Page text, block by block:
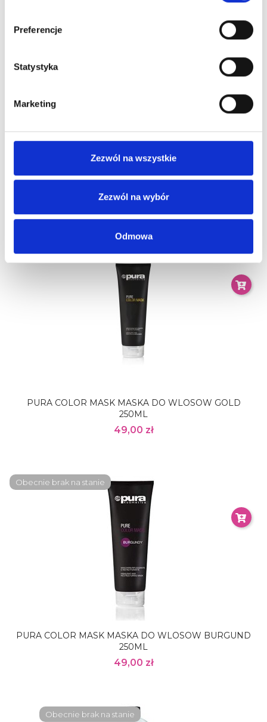
Preferencje
Statystyka
Marketing
Zezwól na wszystkie
Zezwól na wybór
Odmowa
SUCHYCH 250ML
59,00 zł
PURA COLOR MASK MASKA DO WLOSOW GOLD
250ML
49,00 zł
PURA COLOR MASK MASKA DO WLOSOW BURGUND
250ML
49,00 zł
Obecnie brak na stanie
Obecnie brak na stanie